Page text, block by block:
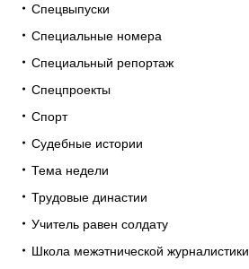
Спецвыпуски
Специальные номера
Специальный репортаж
Спецпроекты
Спорт
Судебные истории
Тема недели
Трудовые династии
Учитель равен солдату
Школа межэтнической журналистики